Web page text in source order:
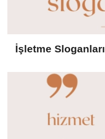
İşletme Sloganları